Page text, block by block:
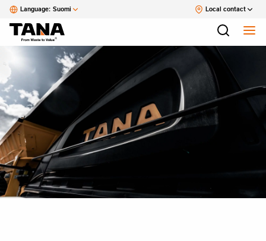
Language: Suomi Local contact